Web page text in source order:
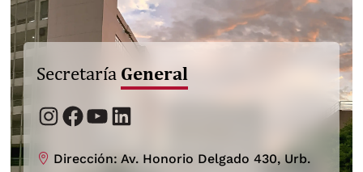
Secretaría General
Instagram
Facebook
YouTube
LinkedIn
Dirección: Av. Honorio Delgado 430, Urb.